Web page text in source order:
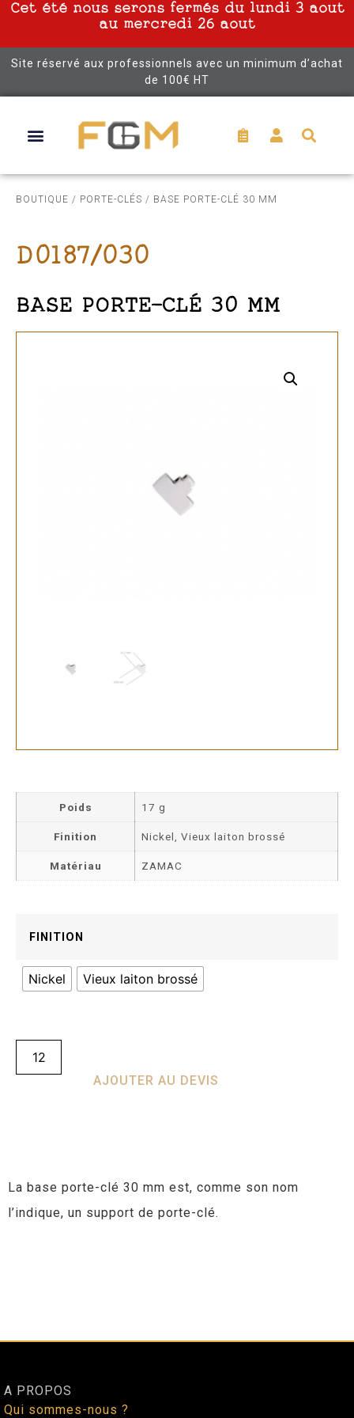
Cet été nous serons fermés du lundi 3 aout
au mercredi 26 aout
Site réservé aux professionnels avec un minimum d’achat
de 100€ HT
BOUTIQUE / PORTE-CLÉS / BASE PORTE-CLÉ 30 MM
D0187/030
BASE PORTE-CLÉ 30 MM
Poids 17 g
Finition Nickel, Vieux laiton brossé
Matériau ZAMAC
FINITION
Nickel Vieux laiton brossé
AJOUTER AU DEVIS
La base porte-clé 30 mm est, comme son nom
l’indique, un support de porte-clé.
A PROPOS
Qui sommes-nous ?